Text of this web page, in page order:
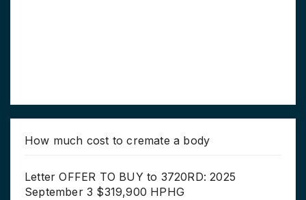
How much cost to cremate a body
Letter OFFER TO BUY to 3720RD: 2025
September 3 $319,900 HPHG